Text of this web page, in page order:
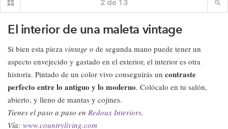
2 de 13
El interior de una maleta vintage
Si bien esta pieza vintage o de segunda mano puede tener un
aspecto envejecido y gastado en el exterior, el interior es otra
historia. Pintado de un color vivo conseguirás un contraste
perfecto entre lo antiguo y lo moderno. Colócalo en tu salón,
abierto, y lleno de mantas y cojines.
Tienes el paso a paso en Redoux Interiors.
Vía: www.countryliving.com